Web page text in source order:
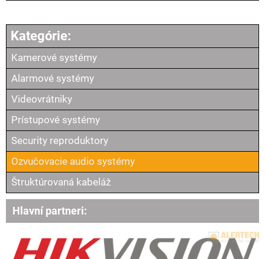
Kamerové systémy
Alarmové systémy
Videovrátniky
Prístupové systémy
Security reproduktory
Ozvučovacie audio systémy
Štruktúrovaná kabeláž
Hlavní partneri: